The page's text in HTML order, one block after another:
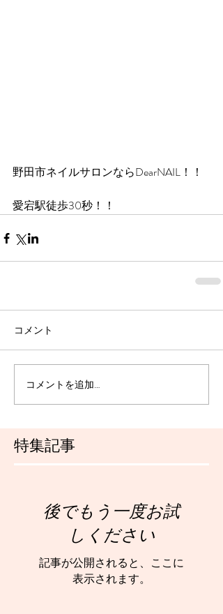
特集記事
野田市ネイルサロンならDearNAIL！！
愛宕駅徒歩30秒！！
コメント
コメントを追加…
後でもう一度お試
しください
記事が公開されると、ここに
表示されます。